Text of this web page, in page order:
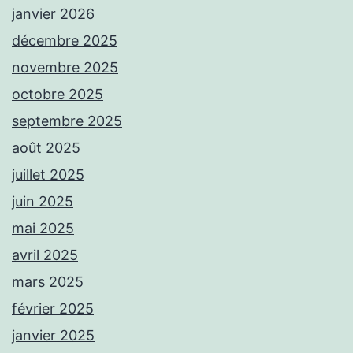
janvier 2026
décembre 2025
novembre 2025
octobre 2025
septembre 2025
août 2025
juillet 2025
juin 2025
mai 2025
avril 2025
mars 2025
février 2025
janvier 2025